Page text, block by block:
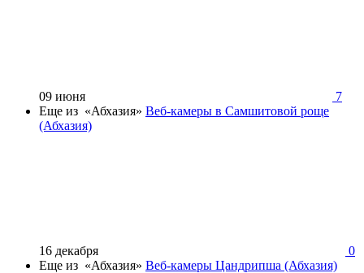
09 июня
7
Еще из «Абхазия» Веб-камеры в Самшитовой роще
(Абхазия)
16 декабря
0
Еще из «Абхазия» Веб-камеры Цандрипша (Абхазия)